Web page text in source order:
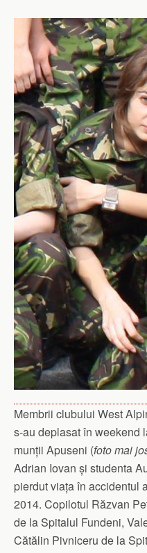
Membrii clubului West
s-au deplasat în weekend
munții Apuseni (foto mai
Adrian Iovan și studenta
pierdut viața în accidentul
2014. Copilotul Răzvan
de la Spitalul Fundeni,
Cătălin Pivniceru de la